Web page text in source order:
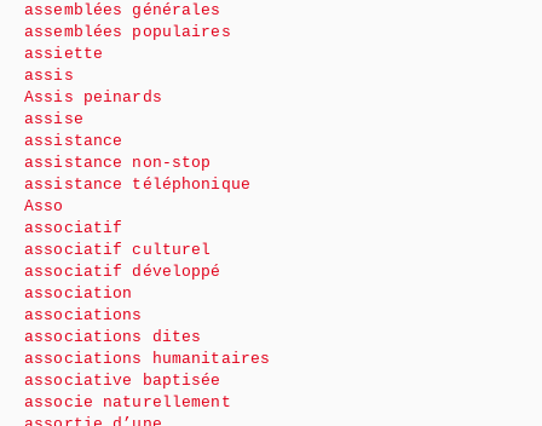
assemblées générales
assemblées populaires
assiette
assis
Assis peinards
assise
assistance
assistance non-stop
assistance téléphonique
Asso
associatif
associatif culturel
associatif développé
association
associations
associations dites
associations humanitaires
associative baptisée
associe naturellement